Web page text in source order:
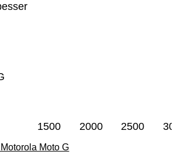
1500 2000 2500
Moto G